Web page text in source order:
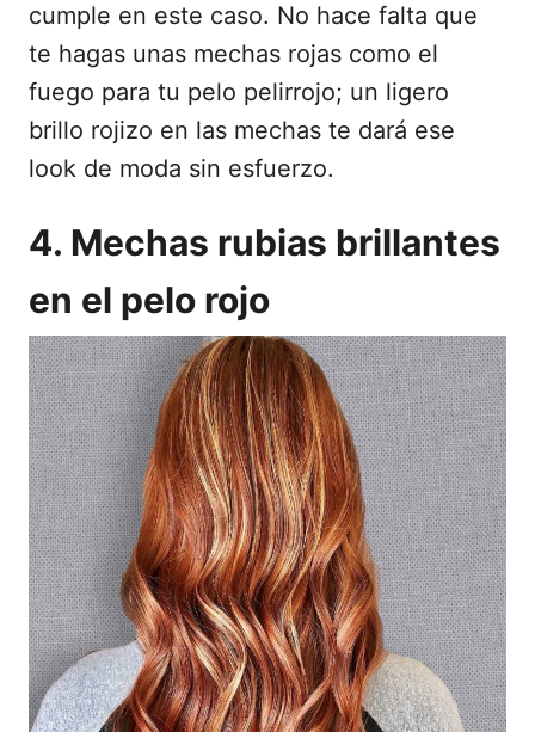
cumple en este caso. No hace falta que
te hagas unas mechas rojas como el
fuego para tu pelo pelirrojo; un ligero
brillo rojizo en las mechas te dará ese
look de moda sin esfuerzo.
4. Mechas rubias brillantes
en el pelo rojo